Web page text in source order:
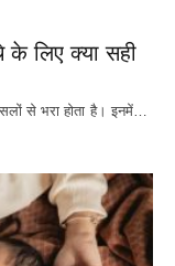
के लिए क्या सही
से भरा होता है। इनमें…